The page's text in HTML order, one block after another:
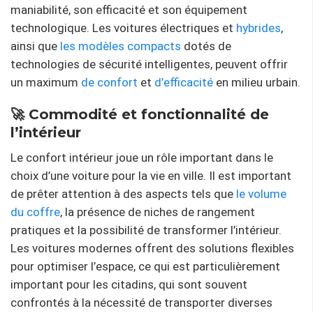
maniabilité, son efficacité et son équipement
technologique. Les voitures électriques et hybrides,
ainsi que les modèles compacts dotés de
technologies de sécurité intelligentes, peuvent offrir
un maximum de confort et d’efficacité en milieu urbain.
🚀 Commodité et fonctionnalité de
l’intérieur
Le confort intérieur joue un rôle important dans le
choix d’une voiture pour la vie en ville. Il est important
de prêter attention à des aspects tels que le volume
du coffre, la présence de niches de rangement
pratiques et la possibilité de transformer l’intérieur.
Les voitures modernes offrent des solutions flexibles
pour optimiser l’espace, ce qui est particulièrement
important pour les citadins, qui sont souvent
confrontés à la nécessité de transporter diverses